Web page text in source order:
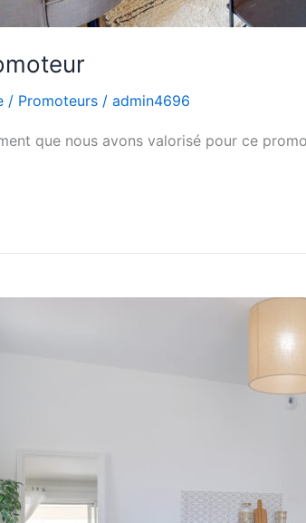
/ Promoteurs / admin4696
que nous avons valorisé pour ce